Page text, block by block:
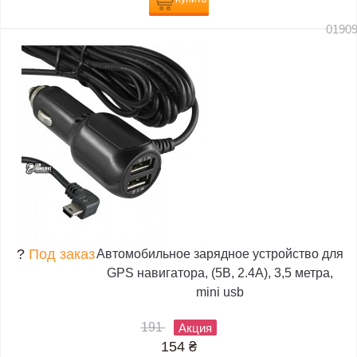
? Под заказАвтомобильное зарядное устройство для
GPS навигатора, (5В, 2.4А), 3,5 метра,
mini usb
191 Акция
154 ₴